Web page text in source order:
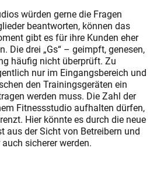
würden gerne die Fragen
beantworten, können das
gibt es für ihre Kunden eher
Die drei „Gs“ – geimpft, genesen,
häufig nicht überprüft. Zu
nur im Eingangsbereich und
den Trainingsgeräten ein
werden muss. Die Zahl der
Fitnessstudio aufhalten dürfen,
Hier könnte es durch die neue
aus der Sicht von Betreibern und
sicherer werden.